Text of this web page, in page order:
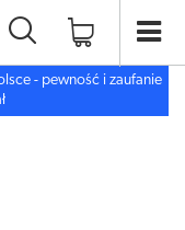
- pewność i zaufanie